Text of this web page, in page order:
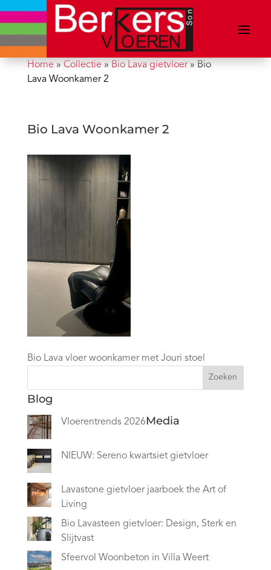
Home» Collectie» Bio Lava gietvloer» Bio
Lava Woonkamer 2
Bio Lava Woonkamer 2
Bio Lava vloer woonkamer met Jouri stoel
Zoeken
Blog
Vloerentrends 2026
NIEUW: Sereno kwartsiet gietvloer
Lavastone gietvloer jaarboek the Art of
Living
Bio Lavasteen gietvloer: Design, Sterk en
Slijtvast
Sfeervol Woonbeton in Villa Weert
Media